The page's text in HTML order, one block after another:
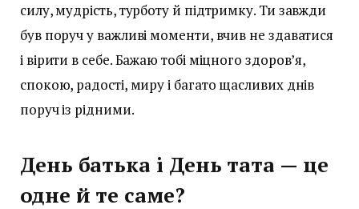
силу, мудрість, турботу й підтримку. Ти завжди
був поруч у важливі моменти, вчив не здаватися
і вірити в себе. Бажаю тобі міцного здоров’я,
спокою, радості, миру і багато щасливих днів
поруч із рідними.
День батька і День тата — це
одне й те саме?